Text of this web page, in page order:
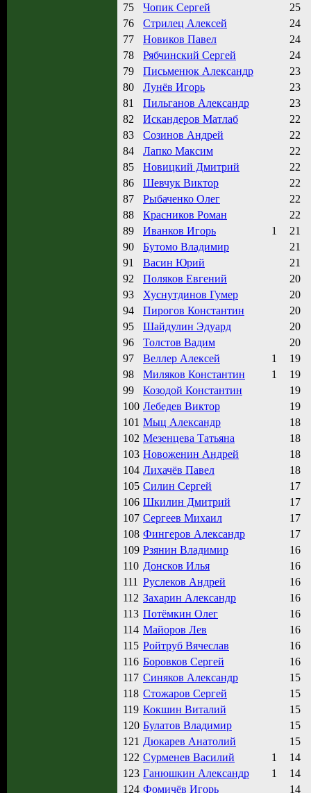
75
Чопик Сергей
25
76
Стрилец Алексей
24
77
Новиков Павел
24
78
Рябчинский Сергей
24
79
Письменюк Александр
23
80
Лунёв Игорь
23
81
Пильганов Александр
23
82
Искандеров Матлаб
22
83
Созинов Андрей
22
84
Лапко Максим
22
85
Новицкий Дмитрий
22
86
Шевчук Виктор
22
87
Рыбаченко Олег
22
88
Красников Роман
22
89
Иванков Игорь 1
21
90
Бутомо Владимир
21
91
Васин Юрий
21
92
Поляков Евгений
20
93
Хуснутдинов Гумер
20
94
Пирогов Константин
20
95
Шайдулин Эдуард
20
96
Толстов Вадим
20
97
Веллер Алексей 1
19
98
Миляков Константин 1
19
99
Козодой Константин
19
100 Лебедев Виктор
19
101 Мыц Александр
18
102 Мезенцева Татьяна
18
103 Новоженин Андрей
18
104 Лихачёв Павел
18
105 Силин Сергей
17
106 Шкилин Дмитрий
17
107 Сергеев Михаил
17
108 Фингеров Александр
17
109 Рзянин Владимир
16
110 Донсков Илья
16
111 Руслеков Андрей
16
112 Захарин Александр
16
113 Потёмкин Олег
16
114 Майоров Лев
16
115 Ройтруб Вячеслав
16
116 Боровков Сергей
16
117 Синяков Александр
15
118 Стожаров Сергей
15
119 Кокшин Виталий
15
120 Булатов Владимир
15
121 Дюкарев Анатолий
15
122 Сурменев Василий 1
14
123 Ганюшкин Александр 1
14
124 Фомичёв Игорь 14